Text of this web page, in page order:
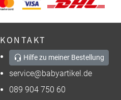
KONTAKT
Hilfe zu meiner Bestellung
service@babyartikel.de
089 904 750 60